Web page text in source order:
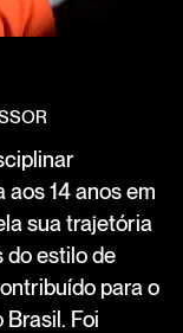
14 anos em
sua trajetória
do estilo de
para o
Foi